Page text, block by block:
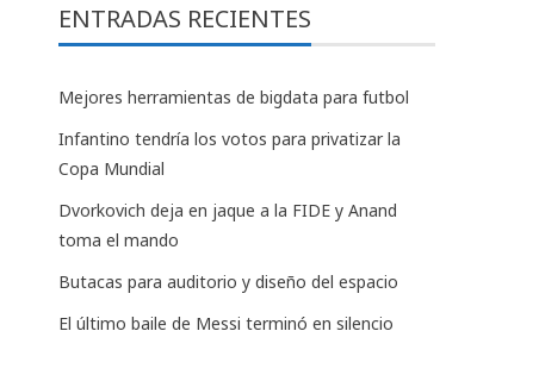
ENTRADAS RECIENTES
Mejores herramientas de bigdata para futbol
Infantino tendría los votos para privatizar la
Copa Mundial
Dvorkovich deja en jaque a la FIDE y Anand
toma el mando
Butacas para auditorio y diseño del espacio
El último baile de Messi terminó en silencio